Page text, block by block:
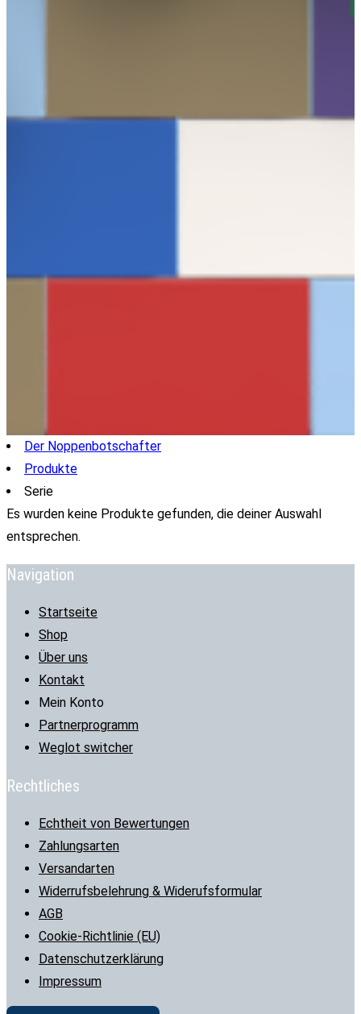
Der Noppenbotschafter
Produkte
Serie
Es wurden keine Produkte gefunden, die deiner Auswahl
entsprechen.
Navigation
Startseite
Shop
Über uns
Kontakt
Mein Konto
Partnerprogramm
Weglot switcher
Rechtliches
Echtheit von Bewertungen
Zahlungsarten
Versandarten
Widerrufsbelehrung & Widerufsformular
AGB
Cookie-Richtlinie (EU)
Datenschutzerklärung
Impressum